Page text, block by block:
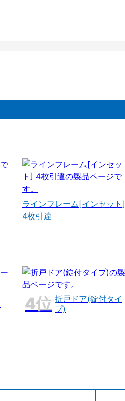
ラインフレーム[インセット]
4枚引違
折戸ドア(錠付タイ
プ)